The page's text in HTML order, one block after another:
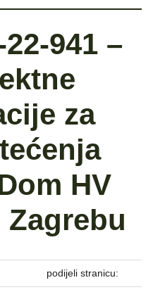
941 –
za
HV
podijeli stranicu: